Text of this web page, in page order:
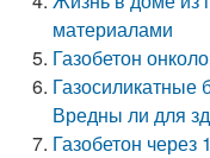
материалами
Газобетон
Газосиликатные
Вредны ли для
Газобетон через